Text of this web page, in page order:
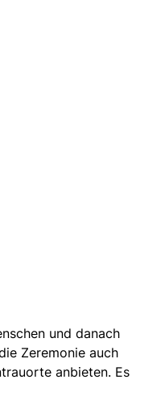
und danach
Zeremonie auch
anbieten. Es